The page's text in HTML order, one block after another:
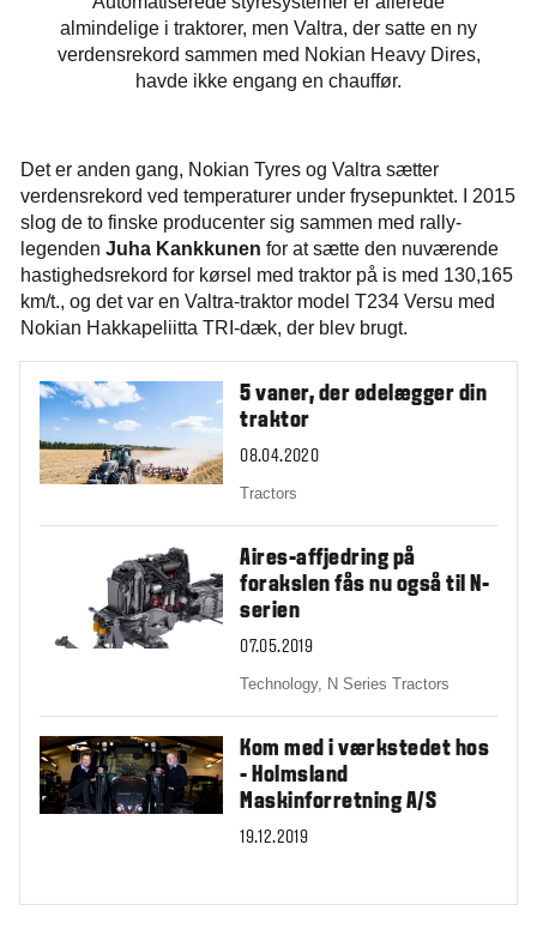
almindelige i traktorer, men Valtra, der satte en ny
verdensrekord sammen med Nokian Heavy Dires,
havde ikke engang en chauffør.
Det er anden gang, Nokian Tyres og Valtra sætter
verdensrekord ved temperaturer under frysepunktet. I 2015
slog de to finske producenter sig sammen med rally-
legenden Juha Kankkunen for at sætte den nuværende
hastighedsrekord for kørsel med traktor på is med 130,165
km/t., og det var en Valtra-traktor model T234 Versu med
Nokian Hakkapeliitta TRI-dæk, der blev brugt.
5 vaner, der ødelægger din
traktor
08.04.2020
Tractors
Aires-affjedring på
forakslen fås nu også til N-
serien
07.05.2019
Technology, N Series Tractors
Kom med i værkstedet hos
- Holmsland
Maskinforretning A/S
19.12.2019